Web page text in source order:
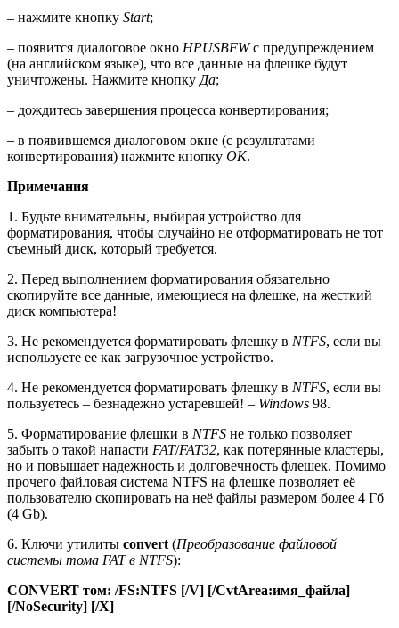
– нажмите кнопку Start;
– появится диалоговое окно HPUSBFWс предупреждением
(на английском языке), что все данные на флешке будут
уничтожены. Нажмите кнопку Да;
– дождитесь завершения процесса конвертирования;
– в появившемся диалоговом окне (с результатами
конвертирования) нажмите кнопку OK.
Примечания
1. Будьте внимательны, выбирая устройство для
форматирования, чтобы случайно не отформатировать не тот
съемный диск, который требуется.
2. Перед выполнением форматирования обязательно
скопируйте все данные, имеющиеся на флешке, на жесткий
диск компьютера!
3. Не рекомендуется форматировать флешку в NTFS, если вы
используете ее как загрузочное устройство.
4. Не рекомендуется форматировать флешку в NTFS, если вы
пользуетесь – безнадежно устаревшей! – Windows 98.
5. Форматирование флешки в NTFS не только позволяет
забыть о такой напасти FAT/FAT32, как потерянные кластеры,
но и повышает надежность и долговечность флешек. Помимо
прочего файловая система NTFS на флешке позволяет её
пользователю скопировать на неё файлы размером более 4 Гб
(4 Gb).
6. Ключи утилиты convert (Преобразование файловой
системы тома FAT в NTFS):
CONVERT том: /FS:NTFS [/V] [/CvtArea:имя_файла]
[/NoSecurity] [/X]